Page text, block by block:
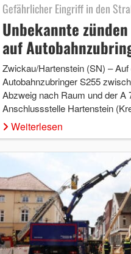
Gefährlicher Eingriff in den
Unbekannte
auf
Zwickau/Hartenstein (SN) – Auf
Autobahnzubringer S255
Abzweig nach Raum und der A
Anschlussstelle Hartenstein
Weiterlesen